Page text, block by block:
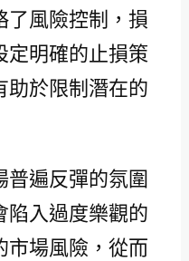
了風險控制，損
定明確的止損策
助於限制潛在的
普遍反彈的氛圍
陷入過度樂觀的
市場風險，從而